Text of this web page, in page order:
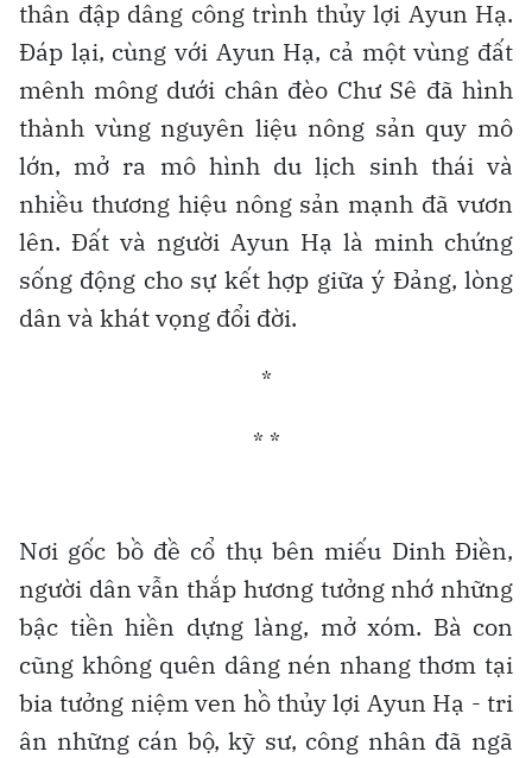
thân đập dâng công trình thủy lợi Ayun Hạ.
Đáp lại, cùng với Ayun Hạ, cả một vùng đất
mênh mông dưới chân đèo Chư Sê đã hình
thành vùng nguyên liệu nông sản quy mô
lớn, mở ra mô hình du lịch sinh thái và
nhiều thương hiệu nông sản mạnh đã vươn
lên. Đất và người Ayun Hạ là minh chứng
sống động cho sự kết hợp giữa ý Đảng, lòng
dân và khát vọng đổi đời.
*
* *
Nơi gốc bồ đề cổ thụ bên miếu Dinh Điền,
người dân vẫn thắp hương tưởng nhớ những
bậc tiền hiền dựng làng, mở xóm. Bà con
cũng không quên dâng nén nhang thơm tại
bia tưởng niệm ven hồ thủy lợi Ayun Hạ - tri
ân những cán bộ, kỹ sư, công nhân đã ngã